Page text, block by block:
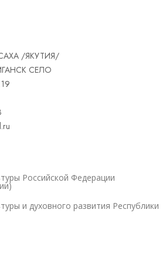
/ЯКУТИЯ/
СЕЛО
Российской Федерации
и духовного развития Республики